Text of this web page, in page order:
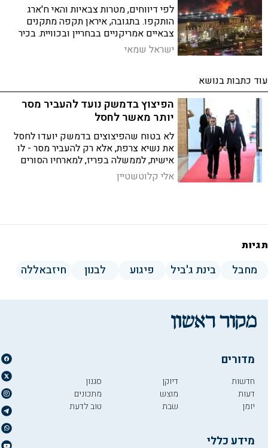
לפי דיווחים, מטרות צבאיות והאי ח'ארג
הותקפו. בתגובה, איראן תקפה מתקנים
צבאיים אמריקניים בבחריין ובכוויית. בכיר
אמריקני: "התקיפות הן עונש ולא יסתיימו
בזמן הקרוב". במקביל: דיווחים על תקיפות
ישראל שמאי
עוד כתבות בנושא
הפיצוץ בדמשק נועד להעביר מסר
יותר מאשר לחסל
לא בטוח שהפיצוצים בדמשק יועדו לחסל
את נשיא צרפת, אלא רק להעביר מסר - לו
אישית, לממשלה בפריז, למארחיו הסורים
ולתומכיהם באנקרה | האם ניסיון החיסול
ישפיע על עמדת מנהיגי נאט"ו שמבקרים
אלי קלוטשטיין
תגיות
מחבל בינת ג'ביל פיגוע לבנון חיזבאללה
מדורים
חדשות
דעות
יומן
דיוקן
מוצש
שבת
סגנון
מתכונים
טוב לדעת
מידע כללי